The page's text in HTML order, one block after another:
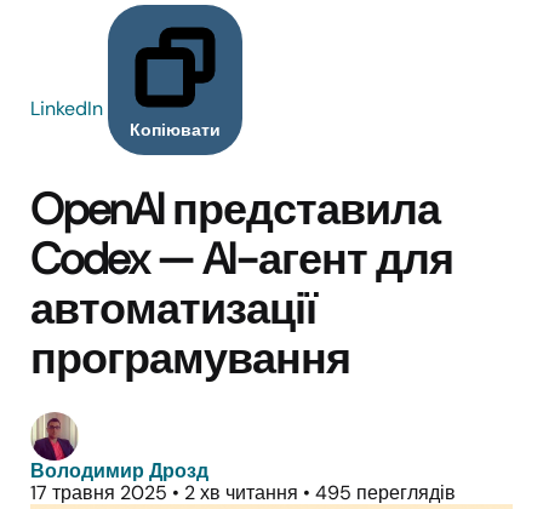
LinkedIn
Копіювати
OpenAI представила
Codex — AI-агент для
автоматизації
програмування
Володимир Дрозд
17 травня 2025 • 2 хв читання • 495 переглядів